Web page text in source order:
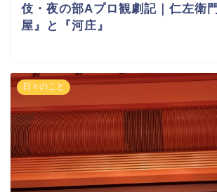
伎・夜の部Aプロ観劇記｜仁左衛
屋』と『河庄』
日々のこと